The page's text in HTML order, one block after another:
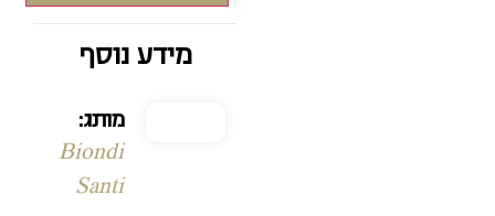
מידע נוסף
מותג:
Biondi
Santi